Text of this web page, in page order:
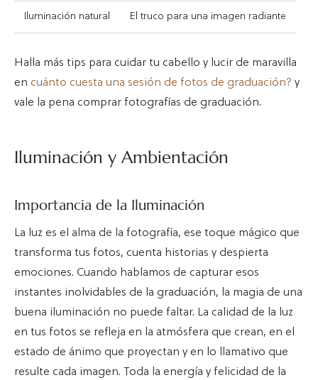
Iluminación natural El truco para una imagen radiante
Halla más tips para cuidar tu cabello y lucir de maravilla
en cuánto cuesta una sesión de fotos de graduación? y
vale la pena comprar fotografías de graduación.
Iluminación y Ambientación
Importancia de la Iluminación
La luz es el alma de la fotografía, ese toque mágico que
transforma tus fotos, cuenta historias y despierta
emociones. Cuando hablamos de capturar esos
instantes inolvidables de la graduación, la magia de una
buena iluminación no puede faltar. La calidad de la luz
en tus fotos se refleja en la atmósfera que crean, en el
estado de ánimo que proyectan y en lo llamativo que
resulte cada imagen. Toda la energía y felicidad de la